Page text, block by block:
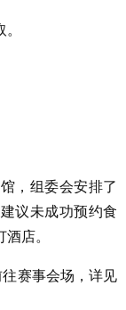
，组委会安排了
议未成功预约食
店。
赛事会场，详见